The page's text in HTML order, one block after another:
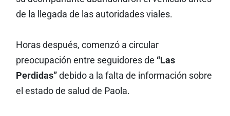
de la llegada de las autoridades viales.
Horas después, comenzó a circular
preocupación entre seguidores de “Las
Perdidas”debido a la falta de información sobre
el estado de salud de Paola.